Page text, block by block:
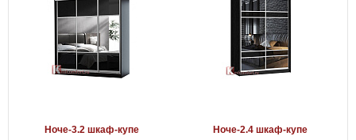
Ноче-3.2 шкаф-купе Ноче-2.4 шкаф-купе